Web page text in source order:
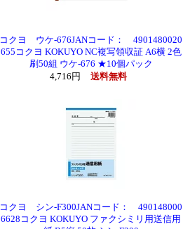
コクヨ ウケ-676JANコード： 4901480020
655コクヨ KOKUYO NC複写領収証 A6横 2色
刷50組 ウケ-676 ★10個パック
4,716円
送料無料
コクヨ シン-F300JANコード： 490148000
6628コクヨ KOKUYO ファクシミリ用送信用